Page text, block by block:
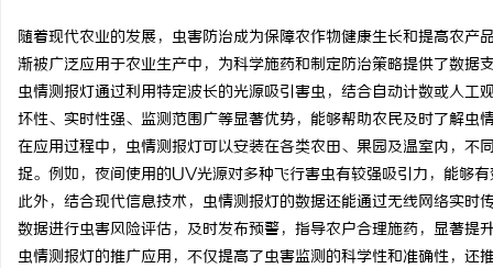
随着现代农业的发展，虫害防治成为保障农作物健康生长和提高农
渐被广泛应用于农业生产中，为科学施药和制定防治策略提供了数据
虫情测报灯通过利用特定波长的光源吸引害虫，结合自动计数或人
坏性、实时性强、监测范围广等显著优势，能够帮助农民及时了解
在应用过程中，虫情测报灯可以安装在各类农田、果园及温室内，
捉。例如，夜间使用的UV光源对多种飞行害虫有较强吸引力，能够
此外，结合现代信息技术，虫情测报灯的数据还能通过无线网络实
数据进行虫害风险评估，及时发布预警，指导农户合理施药，显著提
虫情测报灯的推广应用，不仅提高了虫害监测的科学性和准确性，